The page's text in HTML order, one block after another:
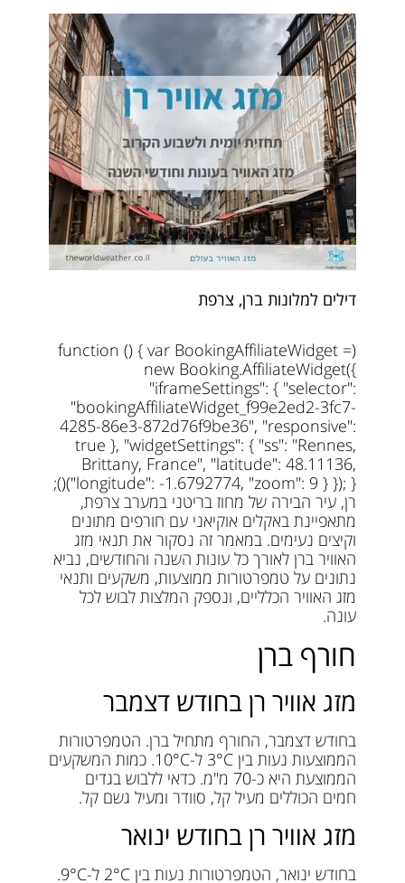
דילים למלונות ברן, צרפת
(function () { var BookingAffiliateWidget =
new Booking.AffiliateWidget({
"iframeSettings": { "selector":
"bookingAffiliateWidget_f99e2ed2-3fc7-
4285-86e3-872d76f9be36", "responsive":
true }, "widgetSettings": { "ss": "Rennes,
Brittany, France", "latitude": 48.11136,
"longitude": -1.6792774, "zoom": 9 } }); })();
רן, עיר הבירה של מחוז בריטני במערב צרפת,
מתאפיינת באקלים אוקיאני עם חורפים מתונים
וקיצים נעימים. במאמר זה נסקור את תנאי מזג
האוויר ברן לאורך כל עונות השנה והחודשים, נביא
נתונים על טמפרטורות ממוצעות, משקעים ותנאי
מזג האוויר הכלליים, ונספק המלצות לבוש לכל
עונה.
חורף ברן
מזג אוויר רן בחודש דצמבר
בחודש דצמבר, החורף מתחיל ברן. הטמפרטורות
הממוצעות נעות בין 3°C ל-10°C. כמות המשקעים
הממוצעת היא כ-70 מ"מ. כדאי ללבוש בגדים
חמים הכוללים מעיל קל, סוודר ומעיל גשם קל.
מזג אוויר רן בחודש ינואר
בחודש ינואר, הטמפרטורות נעות בין 2°C ל-9°C.